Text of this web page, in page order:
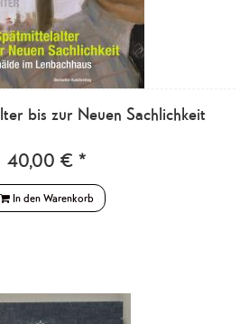
bis zur Neuen Sachlichkeit
40,00 € *
In den Warenkorb